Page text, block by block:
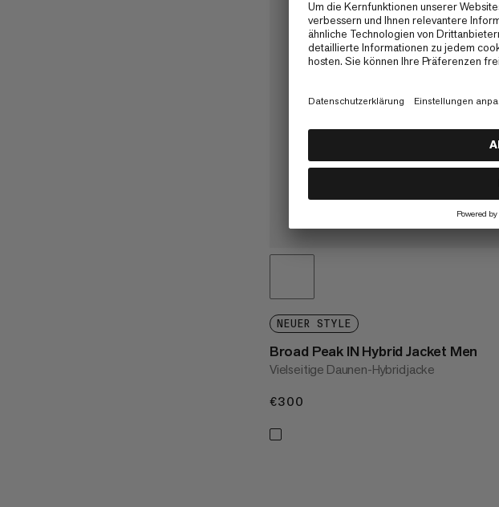
NEUER STYLE
Broad Peak IN Hybrid Jacket Men
Vielseitige Daunen-Hybridjacke
€300